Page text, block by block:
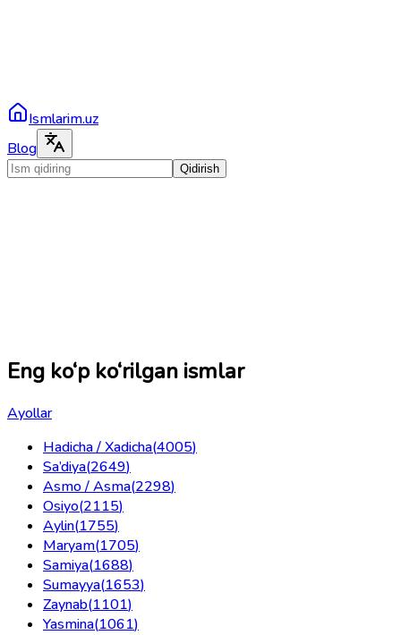
Ismlarim.uz
Blog
Qidirish
Eng ko‘p ko‘rilgan ismlar
Ayollar
Hadicha / Xadicha(4005)
Sa’diya(2649)
Asmo / Asma(2298)
Osiyo(2115)
Aylin(1755)
Maryam(1705)
Samiya(1688)
Sumayya(1653)
Zaynab(1101)
Yasmina(1061)